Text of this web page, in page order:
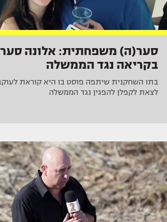
סער(ה) משפחתית: אלונה סער
בקריאה נגד הממשלה
בתו השחקנית שיתפה פוסט בו היא קוראת
לצאת לקפלן להפגין נגד הממשלה